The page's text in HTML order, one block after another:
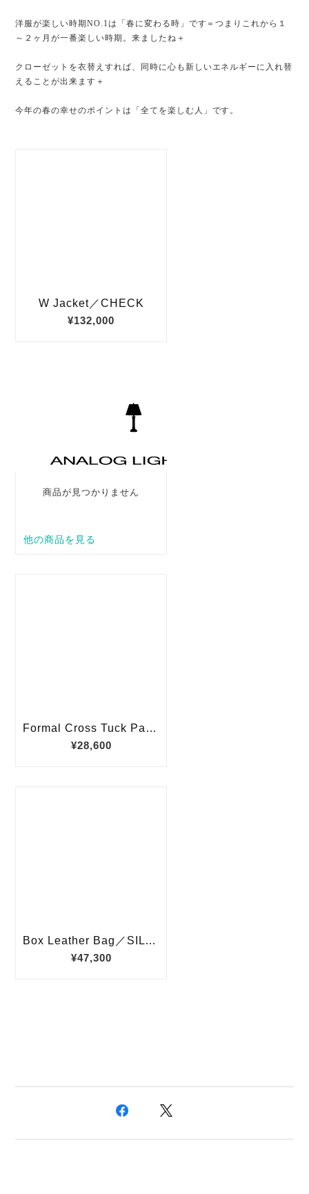
洋服が楽しい時期NO.1は「春に変わる時」です＝つまりこれから１
～２ヶ月が一番楽しい時期。来ましたね＋
クローゼットを衣替えすれば、同時に心も新しいエネルギーに入れ替
えることが出来ます＋
今年の春の幸せのポイントは「全てを楽しむ人」です。